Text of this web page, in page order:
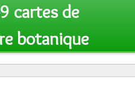
cartes de
botanique